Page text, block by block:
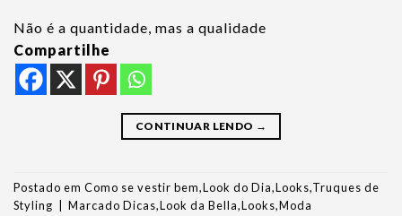
Não é a quantidade, mas a qualidade
Compartilhe
CONTINUAR LENDO →
Postado em Como se vestir bem,Look do Dia,Looks,Truques de
Styling
Marcado Dicas,Look da Bella,Looks,Moda